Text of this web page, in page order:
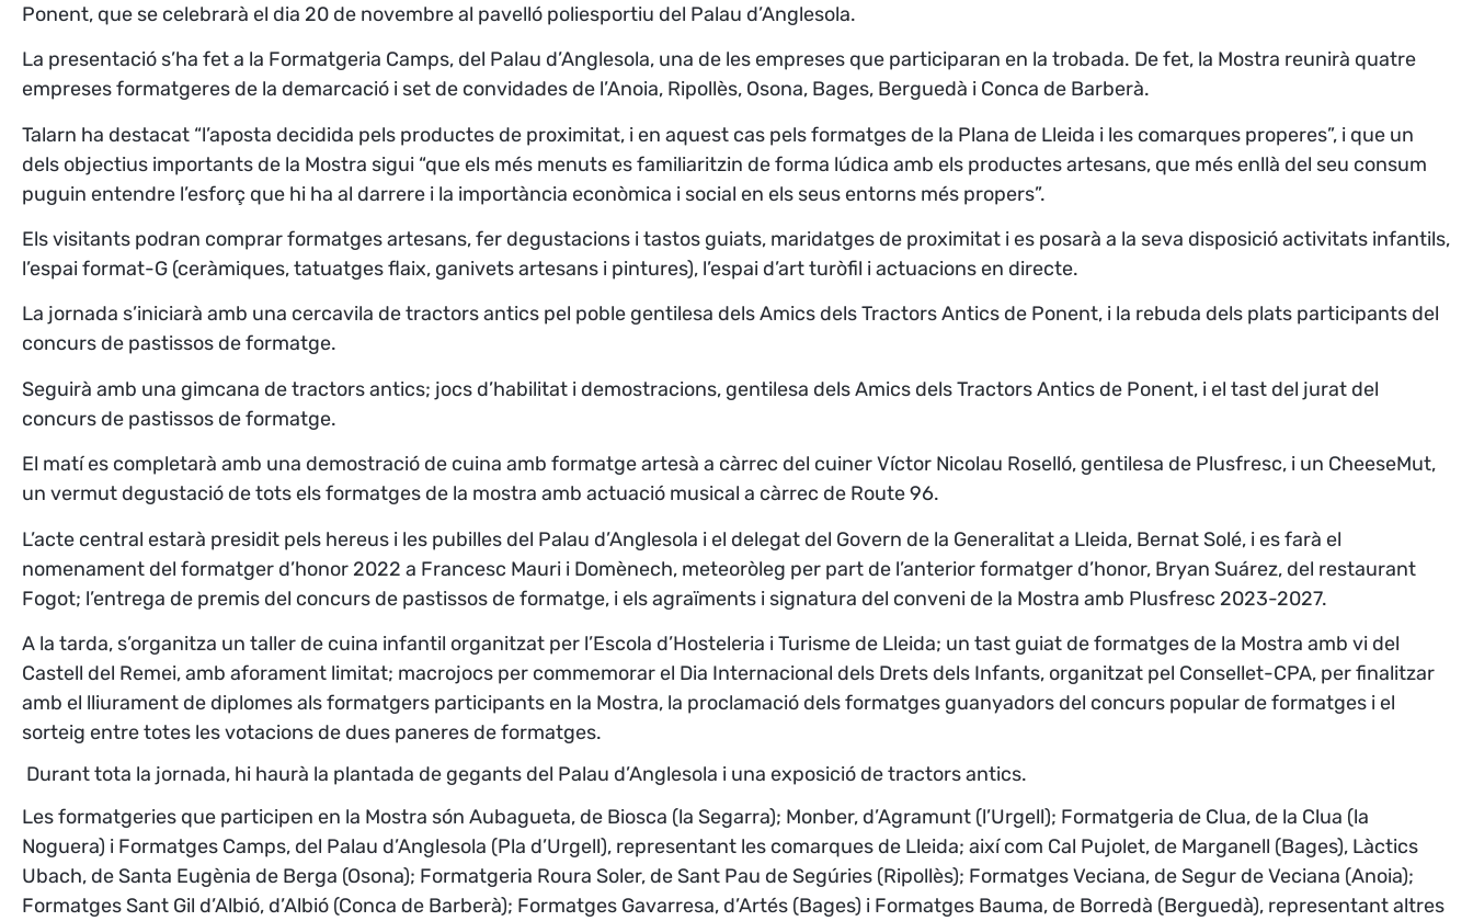
Ponent, que se celebrarà el dia 20 de novembre al pavelló poliesportiu del Palau d’Anglesola.
La presentació s’ha fet a la Formatgeria Camps, del Palau d’Anglesola, una de les empreses que participaran en la trobada. De fet, la Mostra reunirà quatre
empreses formatgeres de la demarcació i set de convidades de l’Anoia, Ripollès, Osona, Bages, Berguedà i Conca de Barberà.
Talarn ha destacat “l’aposta decidida pels productes de proximitat, i en aquest cas pels formatges de la Plana de Lleida i les comarques properes”, i que un
dels objectius importants de la Mostra sigui “que els més menuts es familiaritzin de forma lúdica amb els productes artesans, que més enllà del seu consum
puguin entendre l’esforç que hi ha al darrere i la importància econòmica i social en els seus entorns més propers”.
Els visitants podran comprar formatges artesans, fer degustacions i tastos guiats, maridatges de proximitat i es posarà a la seva disposició activitats infantils,
l’espai format-G (ceràmiques, tatuatges flaix, ganivets artesans i pintures), l’espai d’art turòfil i actuacions en directe.
La jornada s’iniciarà amb una cercavila de tractors antics pel poble gentilesa dels Amics dels Tractors Antics de Ponent, i la rebuda dels plats participants del
concurs de pastissos de formatge.
Seguirà amb una gimcana de tractors antics; jocs d’habilitat i demostracions, gentilesa dels Amics dels Tractors Antics de Ponent, i el tast del jurat del
concurs de pastissos de formatge.
El matí es completarà amb una demostració de cuina amb formatge artesà a càrrec del cuiner Víctor Nicolau Roselló, gentilesa de Plusfresc, i un CheeseMut,
un vermut degustació de tots els formatges de la mostra amb actuació musical a càrrec de Route 96.
L’acte central estarà presidit pels hereus i les pubilles del Palau d’Anglesola i el delegat del Govern de la Generalitat a Lleida, Bernat Solé, i es farà el
nomenament del formatger d’honor 2022 a Francesc Mauri i Domènech, meteoròleg per part de l’anterior formatger d’honor, Bryan Suárez, del restaurant
Fogot; l’entrega de premis del concurs de pastissos de formatge, i els agraïments i signatura del conveni de la Mostra amb Plusfresc 2023-2027.
A la tarda, s’organitza un taller de cuina infantil organitzat per l’Escola d’Hosteleria i Turisme de Lleida; un tast guiat de formatges de la Mostra amb vi del
Castell del Remei, amb aforament limitat; macrojocs per commemorar el Dia Internacional dels Drets dels Infants, organitzat pel Consellet-CPA, per finalitzar
amb el lliurament de diplomes als formatgers participants en la Mostra, la proclamació dels formatges guanyadors del concurs popular de formatges i el
sorteig entre totes les votacions de dues paneres de formatges.
Durant tota la jornada, hi haurà la plantada de gegants del Palau d’Anglesola i una exposició de tractors antics.
Les formatgeries que participen en la Mostra són Aubagueta, de Biosca (la Segarra); Monber, d’Agramunt (l’Urgell); Formatgeria de Clua, de la Clua (la
Noguera) i Formatges Camps, del Palau d’Anglesola (Pla d’Urgell), representant les comarques de Lleida; així com Cal Pujolet, de Marganell (Bages), Làctics
Ubach, de Santa Eugènia de Berga (Osona); Formatgeria Roura Soler, de Sant Pau de Segúries (Ripollès); Formatges Veciana, de Segur de Veciana (Anoia);
Formatges Sant Gil d’Albió, d’Albió (Conca de Barberà); Formatges Gavarresa, d’Artés (Bages) i Formatges Bauma, de Borredà (Berguedà), representant altres